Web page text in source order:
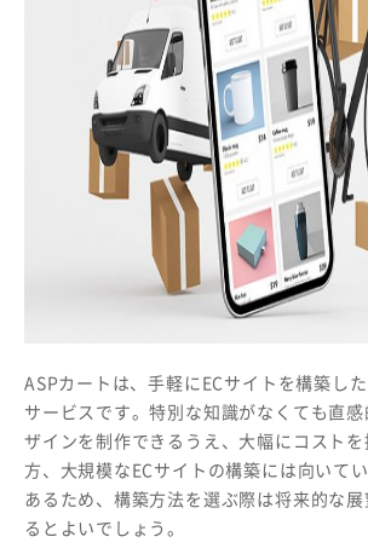
ASPカートは、手軽にECサイトを構築し
サービスです。特別な知識がなくても直
ザインを制作できるうえ、大幅にコスト
方、大規模なECサイトの構築には向いて
あるため、構築方法を選ぶ際は将来的な
るとよいでしょう。